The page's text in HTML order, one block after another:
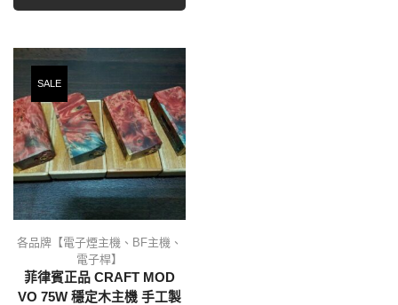
SALE
各品牌【電子煙主機、BF主機、
電子桿】
菲律賓正品 CRAFT MOD
VO 75W 穩定木主機 手工製